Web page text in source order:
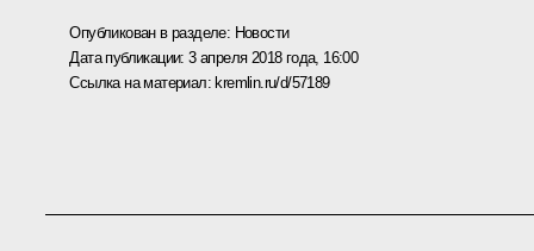
Опубликован в разделе: Новости
Дата публикации:3 апреля 2018 года, 16:00
Ссылка на материал: kremlin.ru/d/57189